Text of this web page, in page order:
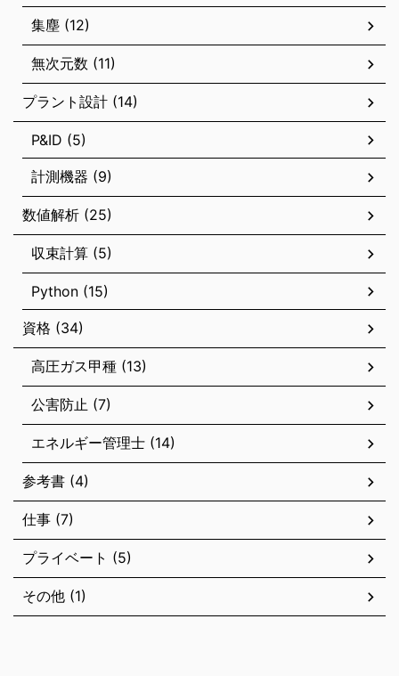
集塵 (12)
無次元数 (11)
プラント設計 (14)
P&ID (5)
計測機器 (9)
数値解析 (25)
収束計算 (5)
Python (15)
資格 (34)
高圧ガス甲種 (13)
公害防止 (7)
エネルギー管理士 (14)
参考書 (4)
仕事 (7)
プライベート (5)
その他 (1)